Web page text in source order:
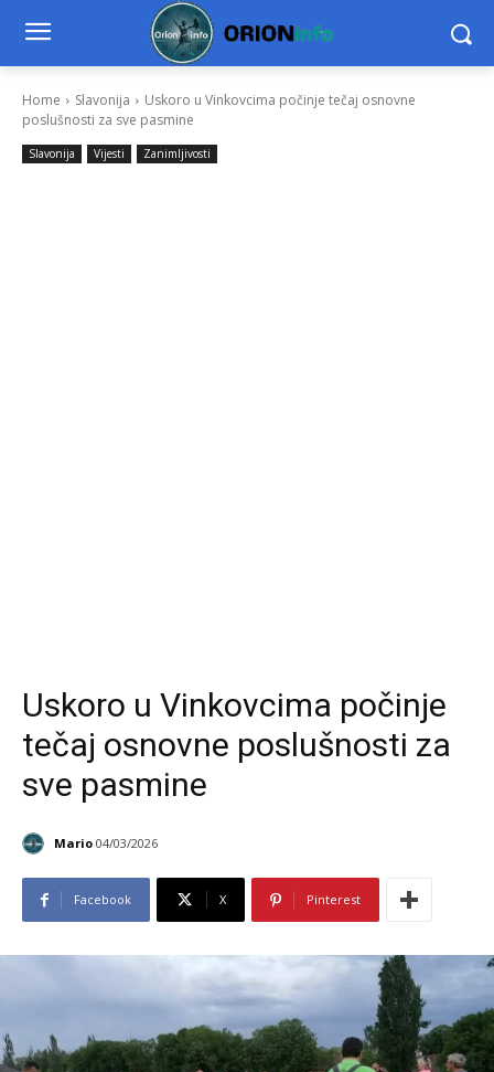
Home Slavonija
Uskoro u Vinkovcima počinje tečaj osnovne
poslušnosti za sve pasmine
Slavonija Vijesti Zanimljivosti
Uskoro u Vinkovcima počinje
tečaj osnovne poslušnosti za
sve pasmine
Mario 04/03/2026
Facebook X Pinterest